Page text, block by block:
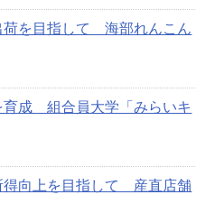
荷を目指して 海部れんこん
育成 組合員大学「みらいキ
得向上を目指して 産直店舗